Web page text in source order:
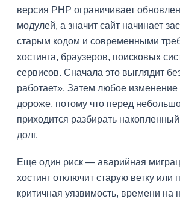
версия PHP ограничивает
модулей, а значит сайт начинает
старым кодом и современными
хостинга, браузеров, поисковых
сервисов. Сначала это выглядит
работает». Затем любое изменение
дороже, потому что перед
приходится разбирать
долг.
Еще один риск — аварийная
хостинг отключит старую ветку или
критичная уязвимость, времени на